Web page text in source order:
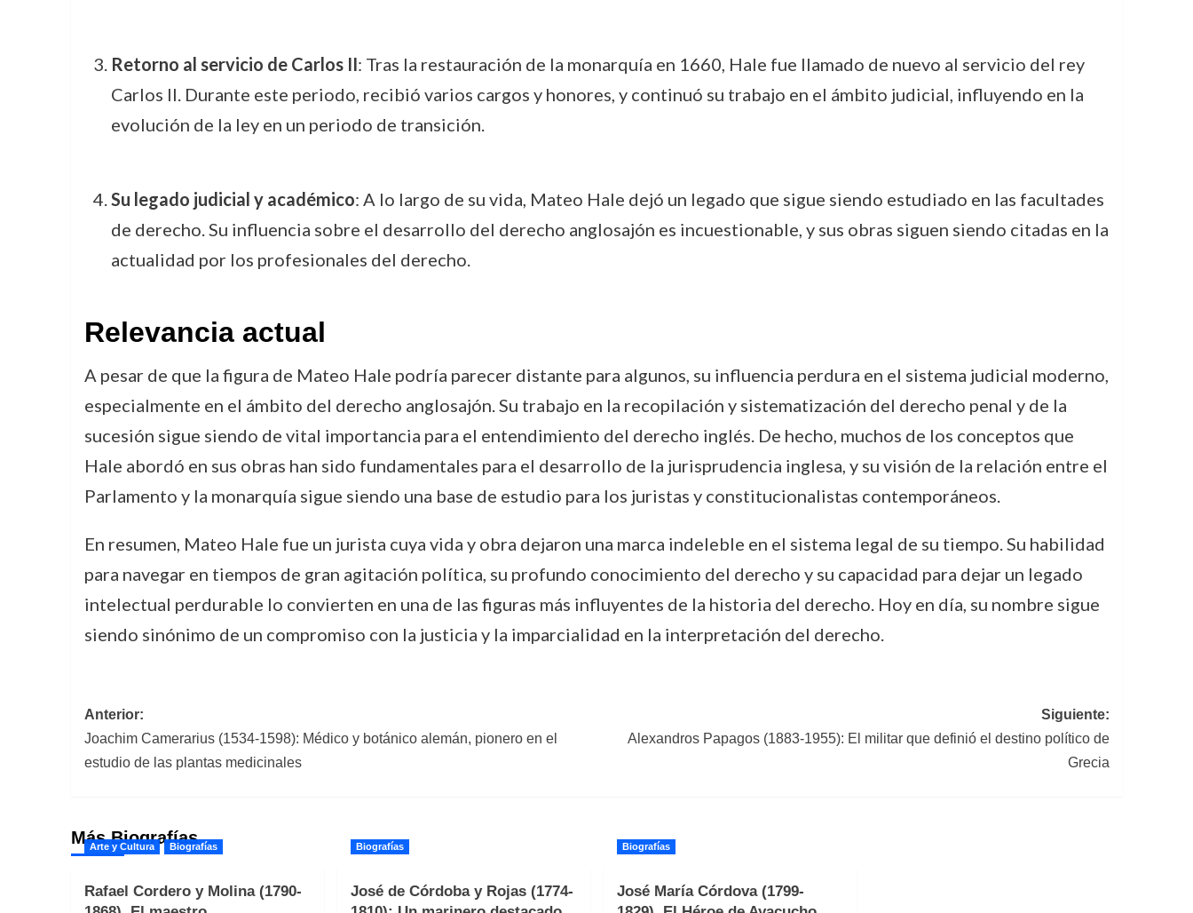
Retorno al servicio de Carlos II: Tras la restauración de la monarquía en 1660, Hale fue llamado de nuevo al servicio del rey
Carlos II. Durante este periodo, recibió varios cargos y honores, y continuó su trabajo en el ámbito judicial, influyendo en la
evolución de la ley en un periodo de transición.
Su legado judicial y académico: A lo largo de su vida, Mateo Hale dejó un legado que sigue siendo estudiado en las facultades
de derecho. Su influencia sobre el desarrollo del derecho anglosajón es incuestionable, y sus obras siguen siendo citadas en la
actualidad por los profesionales del derecho.
Relevancia actual
A pesar de que la figura de Mateo Hale podría parecer distante para algunos, su influencia perdura en el sistema judicial moderno,
especialmente en el ámbito del derecho anglosajón. Su trabajo en la recopilación y sistematización del derecho penal y de la
sucesión sigue siendo de vital importancia para el entendimiento del derecho inglés. De hecho, muchos de los conceptos que
Hale abordó en sus obras han sido fundamentales para el desarrollo de la jurisprudencia inglesa, y su visión de la relación entre el
Parlamento y la monarquía sigue siendo una base de estudio para los juristas y constitucionalistas contemporáneos.
En resumen, Mateo Hale fue un jurista cuya vida y obra dejaron una marca indeleble en el sistema legal de su tiempo. Su habilidad
para navegar en tiempos de gran agitación política, su profundo conocimiento del derecho y su capacidad para dejar un legado
intelectual perdurable lo convierten en una de las figuras más influyentes de la historia del derecho. Hoy en día, su nombre sigue
siendo sinónimo de un compromiso con la justicia y la imparcialidad en la interpretación del derecho.
Navegación
de
Anterior:
Joachim Camerarius (1534-1598): Médico y botánico alemán, pionero en el
estudio de las plantas medicinales
Siguiente:
Alexandros Papagos (1883-1955): El militar que definió el destino político de
Grecia
Más Biografías
Arte y Cultura Biografías
Rafael Cordero y Molina (1790-
Biografías
José de Córdoba y Rojas (1774-
Biografías
José María Córdova (1799-